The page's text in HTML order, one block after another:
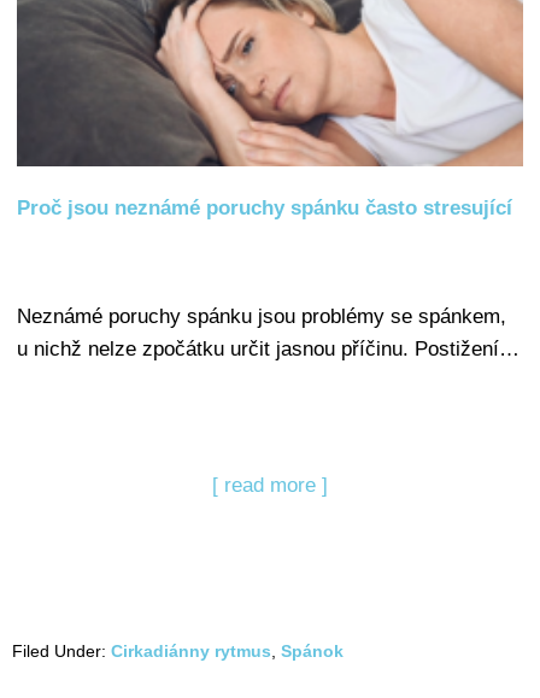
Proč jsou neznámé poruchy spánku často stresující
Neznámé poruchy spánku jsou problémy se spánkem,
u nichž nelze zpočátku určit jasnou příčinu. Postižení…
[ read more ]
Filed Under: Cirkadiánny rytmus Spánok